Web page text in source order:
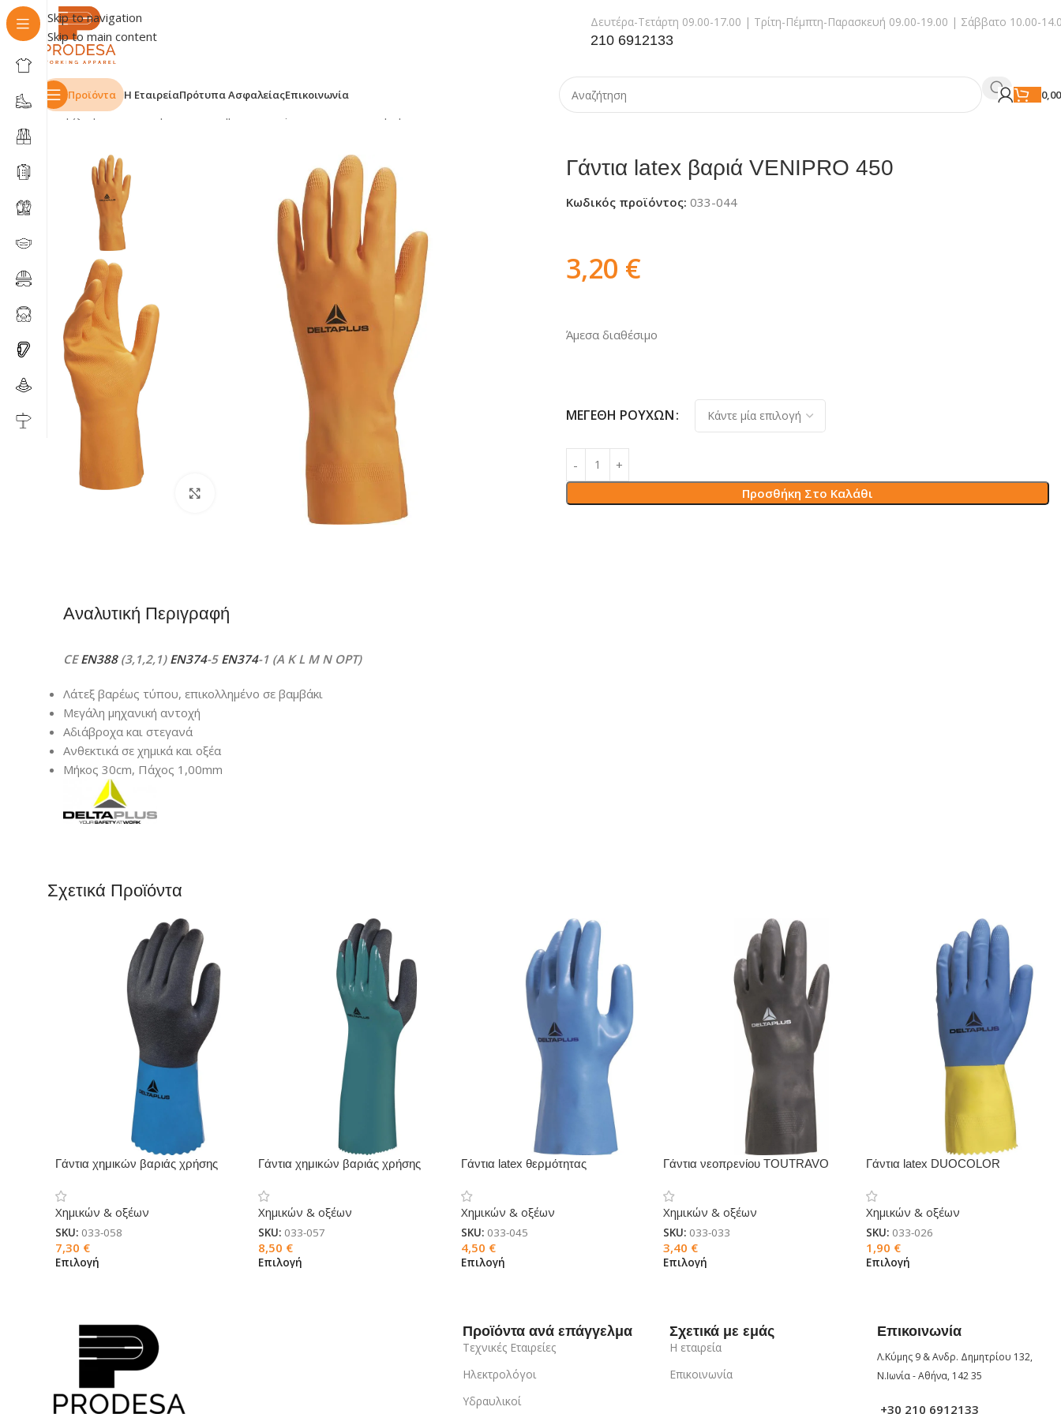
Skip to navigation
Skip to main content
Δευτέρα-Τετάρτη 09.00-17.00 | Τρίτη-Πέμπτη-Παρασκευή 09.00-19.00 | Σάββατο 10.00-
210 6912133
Προϊόντα Η ΕταιρείαΠρότυπα ΑσφαλείαςΕπικοινωνία
Αρχική σελίδα
Γάντια latex βαριά VENIPRO 450
Κωδικός προϊόντος: 033-044
3,20 €
Άμεσα διαθέσιμο
ΜΕΓΈΘΗ ΡΟΎΧΩΝ
Προσθήκη Στο Καλάθι
Αναλυτική Περιγραφή
CEEN388(3,1,2,1) EN374-5 EN374-1 (A K L M N OPT)
Λάτεξ βαρέως τύπου, επικολλημένο σε βαμβάκι
Μεγάλη μηχανική αντοχή
Αδιάβροχα και στεγανά
Ανθεκτικά σε χημικά και οξέα
Μήκος 30cm, Πάχος 1,00mm
Σχετικά Προϊόντα
Γάντια χημικών βαριάς χρήσης
Χημικών & οξέων
SKU: 033-058
7,30 €
Επιλογή
Γάντια χημικών βαριάς χρήσης
Χημικών & οξέων
SKU: 033-057
8,50 €
Επιλογή
Γάντια latex θερμότητας
Χημικών & οξέων
SKU: 033-045
4,50 €
Επιλογή
Γάντια νεοπρενίου TOUTRAVO
Χημικών & οξέων
SKU: 033-033
3,40 €
Επιλογή
Γάντια latex DUOCOLOR
Χημικών & οξέων
SKU: 033-026
1,90 €
Επιλογή
Προϊόντα ανά επάγγελμα
Τεχνικές Εταιρείες
Ηλεκτρολόγοι
Υδραυλικοί
Σχετικά με εμάς
Η εταιρεία
Επικοινωνία
Επικοινωνία
Λ.Κύμης 9 & Ανδρ. Δημητρίου 132,
Ν.Ιωνία - Αθήνα, 142 35
+30 210 6912133